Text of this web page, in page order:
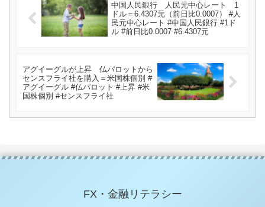
中国人民銀行 人民元中心レート 1
ドル＝6.4307元（前日比0.0007） #人
民元中心レート #中国人民銀行 #1ド
ル #前日比0.0007 #6.4307元
アグイーグルが上昇 仏パロットから
センスフライ社を購入＝米国株個別 #
アグイーグル #仏パロット #上昇 #米
国株個別 #センスフライ社
FX・金融リテラシー